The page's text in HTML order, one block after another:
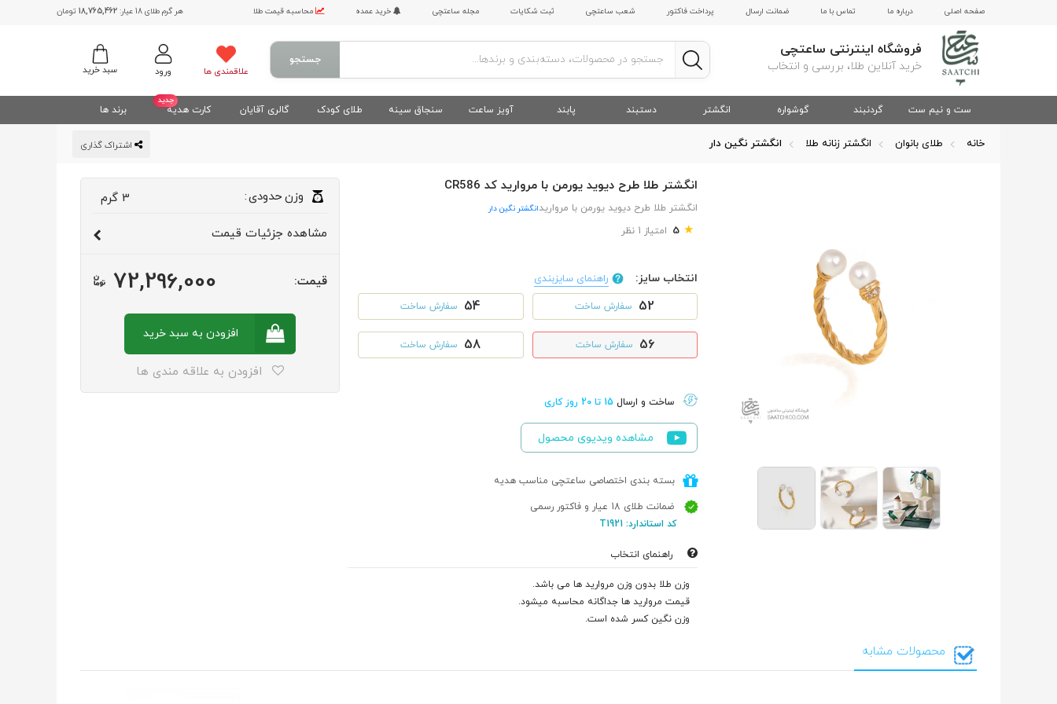
صفحه اصلی درباره ما تماس با ما ضمانت ارسال پرداخت فاکتور شعب ساعتچی ثبت شکایات مجله ساعتچی خرید عمده محاسبه قیمت طلا هر گرم طلای 18 عیار: 18,765,462 تومان
فروشگاه اینترنتی ساعتچی
خرید آنلاین طلا، بررسی و انتخاب سبد خرید ورود علاقمندی ها
جستجو
ست و نیم ست گردنبند گوشواره انگشتر دستبند پابند آویز ساعت سنجاق سینه طلای کودک گالری آقایان کارت هدیه
جدید
برند ها
خانه طلای بانوان انگشتر زنانه طلا انگشتر نگین دار
انگشتر طلا طرح دیوید یورمن با مروارید کد CR586
انگشتر طلا طرح دیوید یورمن با مرواریدانگشتر نگین دار
★
5 امتیاز 1 نظر
انتخاب سایز: راهنمای سایزبندی
52 سفارش ساخت 54 سفارش ساخت
56 سفارش ساخت 58 سفارش ساخت
ساخت و ارسال 15 تا 20 روز کاری
مشاهده ویدیوی محصول
بسته بندی اختصاصی ساعتچی مناسب هدیه
ضمانت طلای 18 عیار و فاکتور رسمی
کد استاندارد: T1921
راهنمای انتخاب
وزن طلا بدون وزن مروارید ها می باشد.
قیمت مروارید ها جداگانه محاسبه میشود.
وزن نگین کسر شده است.
وزنحدودی:
3 گرم
مشاهده جزئیات قیمت
قیمت: 72,296,000
افزودن به سبدخرید
افزودن به علاقه مندی ها
محصولات مشابه